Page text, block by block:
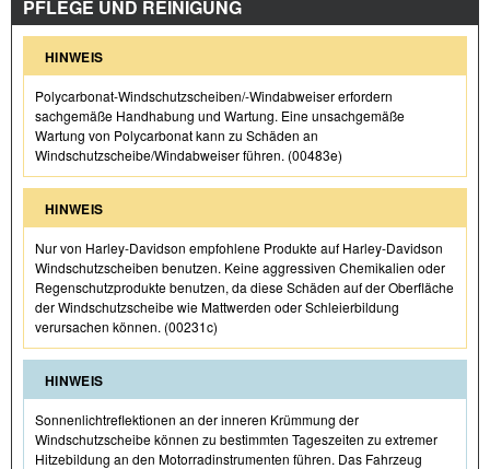
PFLEGE UND REINIGUNG
HINWEIS
Polycarbonat-Windschutzscheiben/-Windabweiser erfordern
sachgemäße Handhabung und Wartung. Eine unsachgemäße
Wartung von Polycarbonat kann zu Schäden an
Windschutzscheibe/Windabweiser führen. (00483e)
HINWEIS
Nur von Harley-Davidson empfohlene Produkte auf Harley-Davidson
Windschutzscheiben benutzen. Keine aggressiven Chemikalien oder
Regenschutzprodukte benutzen, da diese Schäden auf der Oberfläche
der Windschutzscheibe wie Mattwerden oder Schleierbildung
verursachen können. (00231c)
HINWEIS
Sonnenlichtreflektionen an der inneren Krümmung der
Windschutzscheibe können zu bestimmten Tageszeiten zu extremer
Hitzebildung an den Motorradinstrumenten führen. Das Fahrzeug